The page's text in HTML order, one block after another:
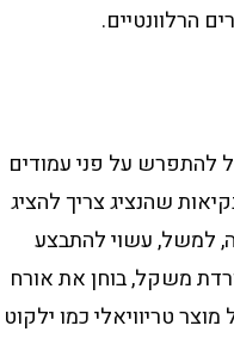
הרלוונטיים.
להתפרש על פני עמודים
שהנציג צריך להציג
למשל, עשוי להתבצע
משקל, בוחן את אורח
טריוויאלי כמו ילקוט